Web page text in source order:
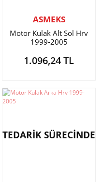
ASMEKS
Motor Kulak Alt Sol Hrv
1999-2005
1.096,24 TL
TEDARİK SÜRECİNDE